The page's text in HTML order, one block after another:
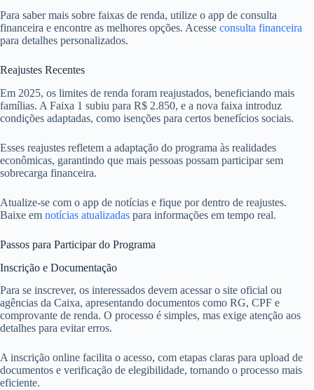
Para saber mais sobre faixas de renda, utilize o app de consulta
financeira e encontre as melhores opções. Acesse consulta financeira
para detalhes personalizados.
Reajustes Recentes
Em 2025, os limites de renda foram reajustados, beneficiando mais
famílias. A Faixa 1 subiu para R$ 2.850, e a nova faixa introduz
condições adaptadas, como isenções para certos benefícios sociais.
Esses reajustes refletem a adaptação do programa às realidades
econômicas, garantindo que mais pessoas possam participar sem
sobrecarga financeira.
Atualize-se com o app de notícias e fique por dentro de reajustes.
Baixe em notícias atualizadas para informações em tempo real.
Passos para Participar do Programa
Inscrição e Documentação
Para se inscrever, os interessados devem acessar o site oficial ou
agências da Caixa, apresentando documentos como RG, CPF e
comprovante de renda. O processo é simples, mas exige atenção aos
detalhes para evitar erros.
A inscrição online facilita o acesso, com etapas claras para upload de
documentos e verificação de elegibilidade, tornando o processo mais
eficiente.